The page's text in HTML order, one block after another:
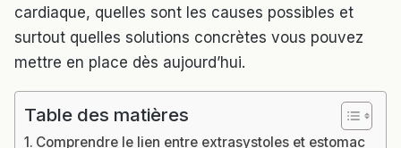
cardiaque, quelles sont les causes possibles et
surtout quelles solutions concrètes vous pouvez
mettre en place dès aujourd’hui.
Table des matières
Comprendre le lien entre extrasystoles et estomac